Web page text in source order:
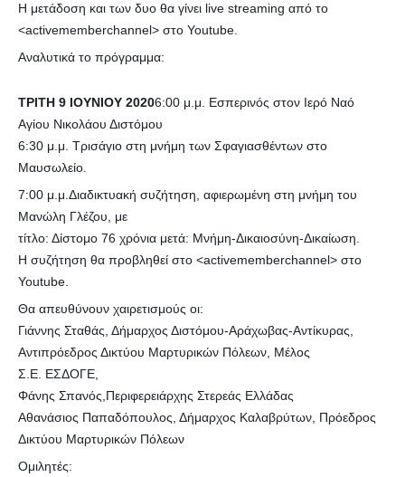
Η μετάδοση και των δυο θα γίνει live streaming από το
<activememberchannel> στο Youtube.
Αναλυτικά το πρόγραμμα:
ΤΡΙΤΗ 9 ΙΟΥΝΙΟΥ 20206:00 μ.μ. Εσπερινός στον Ιερό Ναό
Αγίου Νικολάου Διστόμου
6:30 μ.μ. Τρισάγιο στη μνήμη των Σφαγιασθέντων στο
Μαυσωλείο.
7:00 μ.μ.Διαδικτυακή συζήτηση, αφιερωμένη στη μνήμη του
Μανώλη Γλέζου, με
τίτλο: Δίστομο 76 χρόνια μετά: Μνήμη-Δικαιοσύνη-Δικαίωση.
Η συζήτηση θα προβληθεί στο <activememberchannel> στο
Youtube.
Θα απευθύνουν χαιρετισμούς οι:
Γιάννης Σταθάς, Δήμαρχος Διστόμου-Αράχωβας-Αντίκυρας,
Αντιπρόεδρος Δικτύου Μαρτυρικών Πόλεων, Μέλος
Σ.Ε. ΕΣΔΟΓΕ,
Φάνης Σπανός,Περιφερειάρχης Στερεάς Ελλάδας
Αθανάσιος Παπαδόπουλος, Δήμαρχος Καλαβρύτων, Πρόεδρος
Δικτύου Μαρτυρικών Πόλεων
Ομιλητές: